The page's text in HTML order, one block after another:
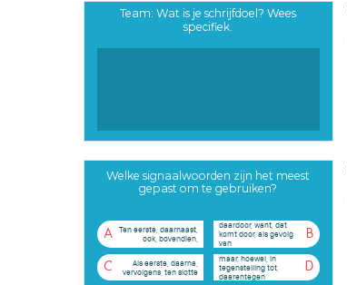
Team: Wat is je schrijfdoel? Wees
specifiek.
Welke signaalwoorden zijn het meest
gepast om te gebruiken?
A
Ten eerste, daarnaast,
ook, bovendien,
B
daardoor, want, dat
komt door, als gevolg
van
C
Als eerste, daarna,
vervolgens, ten slotte
D
maar, hoewel, in
tegenstelling tot,
daarentegen